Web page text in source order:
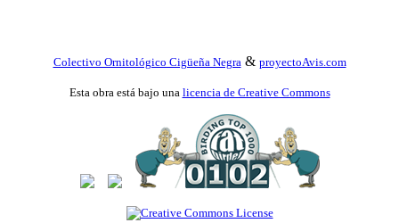
Colectivo Ornitológico Cigüeña Negra & proyectoAvis.com
Esta obra está bajo una licencia de Creative Commons